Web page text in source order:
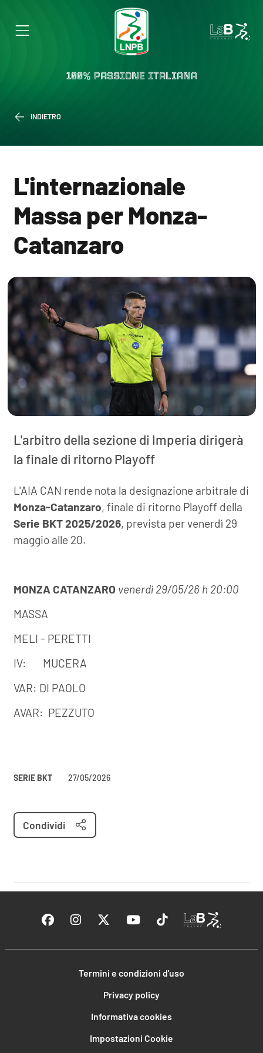
100% PASSIONE ITALIANA
INDIETRO
L'internazionale
Massa per Monza-
Catanzaro
L'arbitro della sezione di Imperia dirigerà
la finale di ritorno Playoff
L'AIA CAN rende nota la designazione arbitrale di
Monza-Catanzaro, finale di ritorno Playoff della
Serie BKT 2025/2026, prevista per venerdì 29
maggio alle 20.
MONZA CATANZARO venerdì 29/05/26 h 20:00
MASSA
MELI - PERETTI
IV: MUCERA
VAR: DI PAOLO
AVAR: PEZZUTO
SERIE BKT 27/05/2026
Condividi
Termini e condizioni d'uso
Privacy policy
Informativa cookies
Impostazioni Cookie